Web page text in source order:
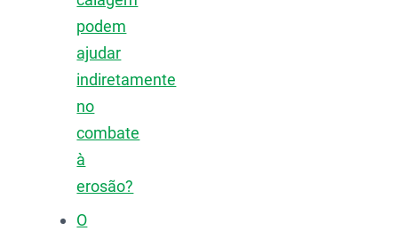
podem
ajudar
indiretamente
no
combate
à
erosão?
O